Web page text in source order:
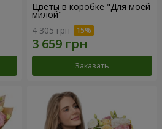
Цветы в коробке "Для моей
милой"
4 305 грн
Заказать